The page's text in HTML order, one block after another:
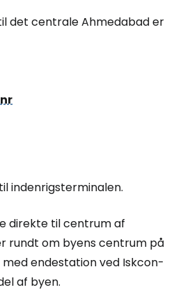
det centrale Ahmedabad er
indenrigsterminalen.
direkte til centrum af
rundt om byens centrum på
endestation ved Iskcon-
af byen.